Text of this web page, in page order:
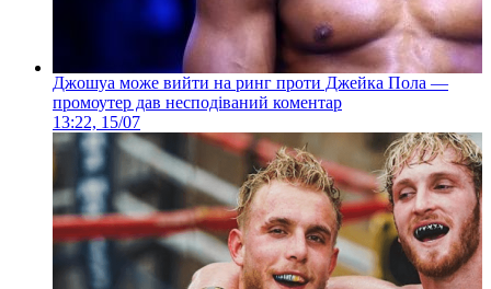
Джошуа може вийти на ринг проти Джейка Пола —
промоутер дав несподіваний коментар
13:22, 15/07